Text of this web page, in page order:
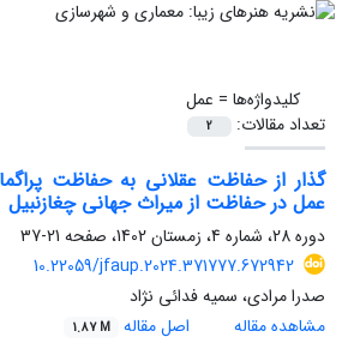
کلیدواژه‌ها = عمل
تعداد مقالات:
2
گذار از حفاظت عقلانی به حفاظت
عمل در حفاظت از میراث جهانی چغازنبیل
دوره 28، شماره 4، زمستان 1402، صفحه
21-37
10.22059/jfaup.2024.371777.672942
صدرا مرادی، سمیه فدائی نژاد
مشاهده مقاله
اصل مقاله 1.87 M